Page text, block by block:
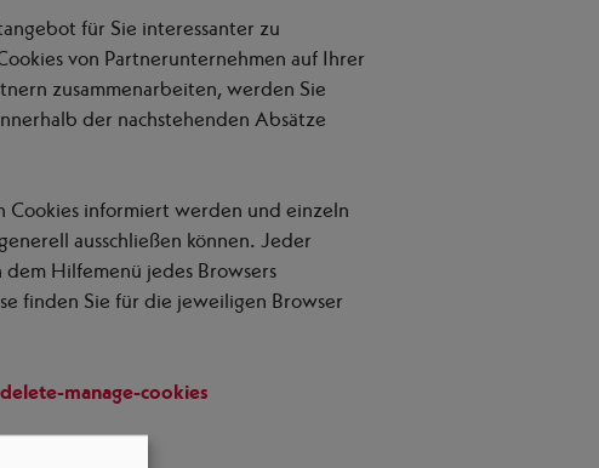
für Sie interessanter zu
von Partnerunternehmen auf Ihrer
zusammenarbeiten, werden Sie
der nachstehenden Absätze
Cookies informiert werden und einzeln
ausschließen können. Jeder
Hilfemenü jedes Browsers
finden Sie für die jeweiligen Browser
manage-cookies